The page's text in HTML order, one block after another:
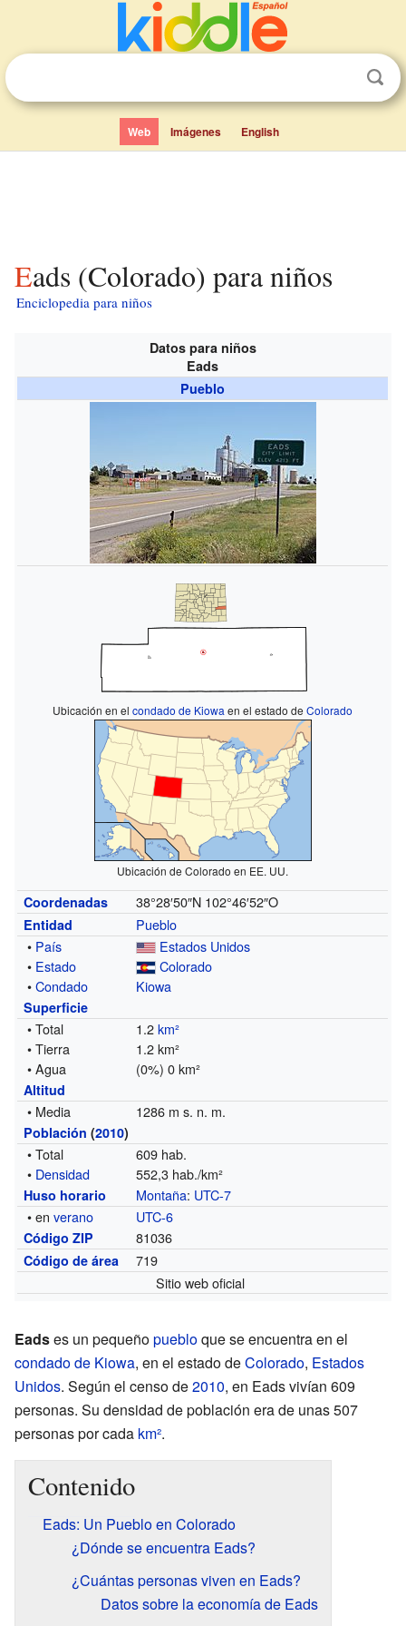
Web Imágenes English
Eads (Colorado) para niños
Enciclopedia para niños
Datos para niños
Eads
Pueblo
Ubicación en elcondado de Kiowa en el estado deColorado
Ubicación de Colorado en EE. UU.
Coordenadas 38°28′50″N 102°46′52″O
Entidad
Pueblo
• País
Estados Unidos
• Estado
Colorado
•Condado Kiowa
Superficie
• Total 1.2km²
• Tierra
1.2 km²
• Agua
(0%) 0 km²
Altitud
• Media 1286 m s. n. m.
Población (2010)
• Total
609 hab.
• Densidad 552,3 hab./km²
Huso horario Montaña: UTC-7
• enverano UTC-6
Código ZIP 81036
Código de área
719
Sitio web oficial
Eadses un pequeñopuebloque se encuentra en el
condado de Kiowa, en el estado deColorado, Estados
Unidos. Según el censo de2010, en Eads vivían 609
personas. Su densidad de población era de unas 507
personas por cada km².
Contenido
Eads: Un Pueblo en Colorado
¿Dónde se encuentra Eads?
¿Cuántas personas viven en Eads?
Datos sobre la economía de Eads